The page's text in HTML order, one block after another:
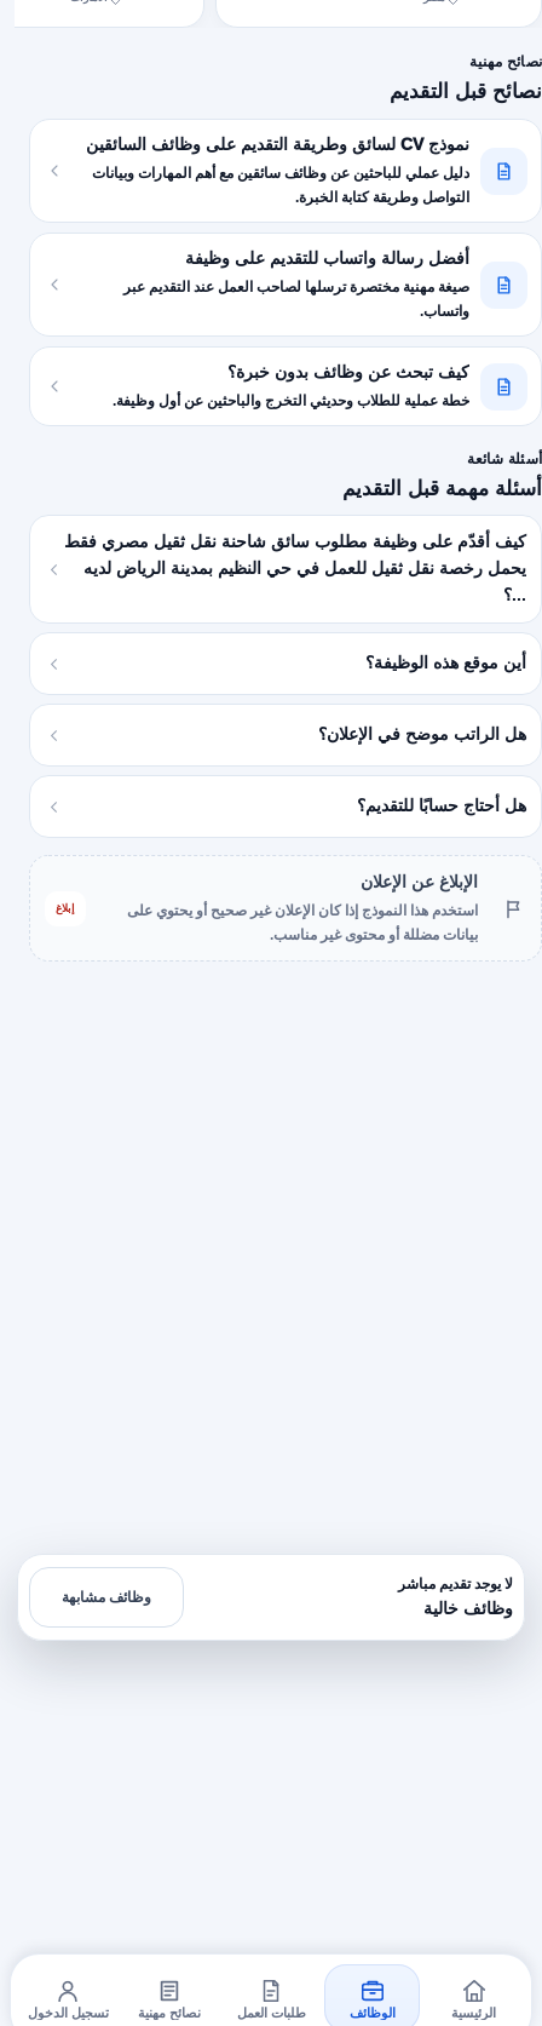
نصائح مهنية
نصائح قبل التقديم
نموذج CV لسائق وطريقة التقديم على وظائف السائقين
دليل عملي للباحثين عن وظائف سائقين مع أهم المهارات وبيانات
التواصل وطريقة كتابة الخبرة.
أفضل رسالة واتساب للتقديم على وظيفة
صيغة مهنية مختصرة ترسلها لصاحب العمل عند التقديم عبر
واتساب.
كيف تبحث عن وظائف بدون خبرة؟
خطة عملية للطلاب وحديثي التخرج والباحثين عن أول وظيفة.
أسئلة شائعة
أسئلة مهمة قبل التقديم
كيف أقدّم على وظيفة مطلوب سائق شاحنة نقل ثقيل مصري فقط
يحمل رخصة نقل ثقيل للعمل في حي النظيم بمدينة الرياض لديه
...؟
أين موقع هذه الوظيفة؟
هل الراتب موضح في الإعلان؟
هل أحتاج حسابًا للتقديم؟
الإبلاغ عن الإعلان
استخدم هذا النموذج إذا كان الإعلان غير صحيح أو يحتوي على
بيانات مضللة أو محتوى غير مناسب.
إبلاغ
لا يوجد تقديم مباشر
وظائف خالية
وظائف مشابهة
الرئيسية الوظائف طلبات العمل نصائح مهنية تسجيل الدخول